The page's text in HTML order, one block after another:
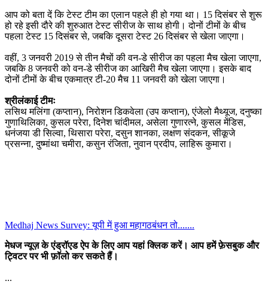
आप को बता दें कि टेस्ट टीम का एलान पहले ही हो गया था। 15 दिसंबर से शुरू
हो रहे इसी दौरे की शुरुआत टेस्ट सीरीज के साथ होगी। दोनों टीमों के बीच
पहला टेस्ट 15 दिसंबर से, जबकि दूसरा टेस्ट 26 दिसंबर से खेला जाएगा।
वहीं, 3 जनवरी 2019 से तीन मैचों की वन-डे सीरीज का पहला मैच खेला जाएगा,
जबकि 8 जनवरी को वन-डे सीरीज का आखिरी मैच खेला जाएगा। इसके बाद
दोनों टीमों के बीच एकमात्र टी-20 मैच 11 जनवरी को खेला जाएगा।
श्रीलंकाई टीमः
लसिथ मलिंगा (कप्तान), निरोशन डिकवेला (उप कप्तान), एंजेलो मैथ्यूज, दनुष्का
गुणाथिलिका, कुसल परेरा, दिनेश चांदीमल, असेला गुणारत्ने, कुसल मेंडिस,
धनंजया डी सिल्वा, थिसारा परेरा, दसुन शानका, लक्षण संदकन, सीकूजे
प्रसन्ना, दुष्मांथा चमीरा, कसुन रंजिता, नुवान प्रदीप, लाहिरू कुमारा।
Medhaj News Survey: यूपी में हुआ महागठबंधन तो.......
मेधज न्यूज़ के एंड्रॉएड ऐप के लिए आप यहां क्लिक करें। आप हमें फ़ेसबुक और
ट्विटर पर भी फ़ॉलो कर सकते हैं।
...